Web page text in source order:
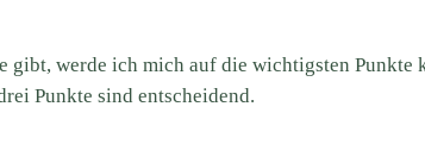
gibt, werde ich mich auf die wichtigsten Punkte
Punkte sind entscheidend.